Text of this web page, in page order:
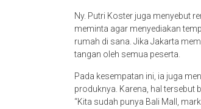
Ny. Putri Koster juga menyebut
meminta agar menyediakan
rumah di sana. Jika Jakarta
tangan oleh semua peserta.
Pada kesempatan ini, ia juga
produknya. Karena, hal tersebut
“Kita sudah punya Bali Mall,